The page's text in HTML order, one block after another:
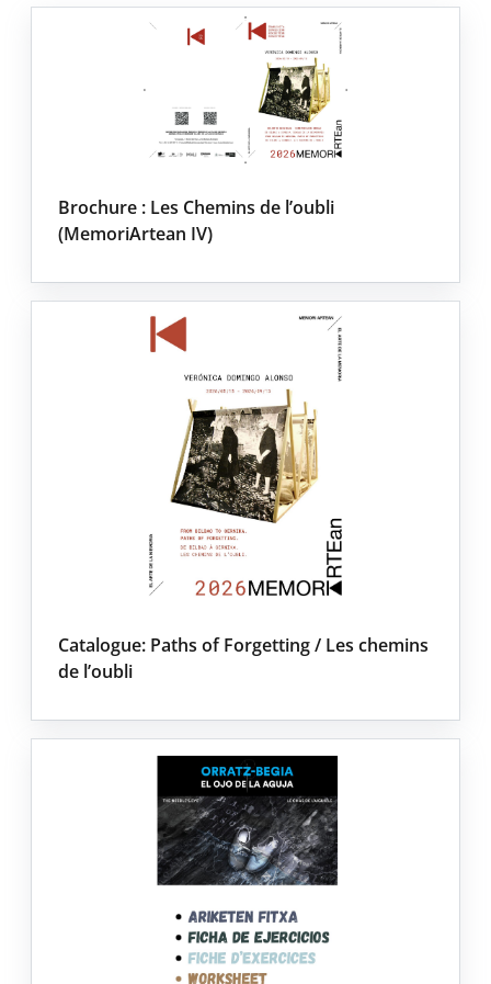
Brochure : Les Chemins de l’oubli
(MemoriArtean IV)
Catalogue: Paths of Forgetting / Les chemins
de l’oubli